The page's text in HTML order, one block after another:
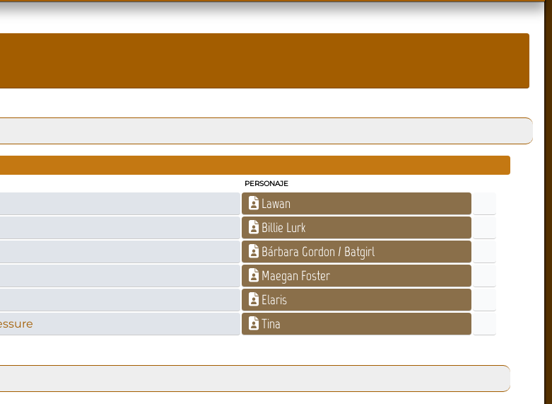
PERSONAJE
Lawan
Billie Lurk
Bárbara Gordon / Batgirl
Maegan Foster
Elaris
Tina